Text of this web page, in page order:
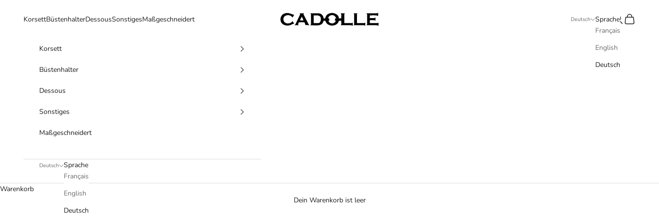
Cadolle
KorsettBüstenhalterDessousSonstigesMaßgeschneidert Deutsch
Sprache
Français
English
Deutsch
SuchenWarenkorb
Korsett
Büstenhalter
Dessous
Sonstiges
Maßgeschneidert
Deutsch
Sprache
Français
English
Deutsch
Warenkorb
Dein Warenkorb ist leer